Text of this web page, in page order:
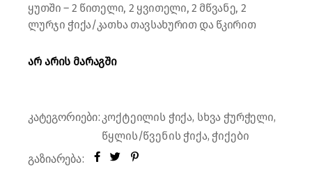
ყუთში – 2 წითელი, 2 ყვითელი, 2 მწვანე, 2
ლურჯი ჭიქა/კათხა თავსახურით და წკირით
არ არის მარაგში
კატეგორიები: კოქტეილის ჭიქა, სხვა ჭურჭელი,
წყლის/წვენის ჭიქა, ჭიქები
გაზიარება: